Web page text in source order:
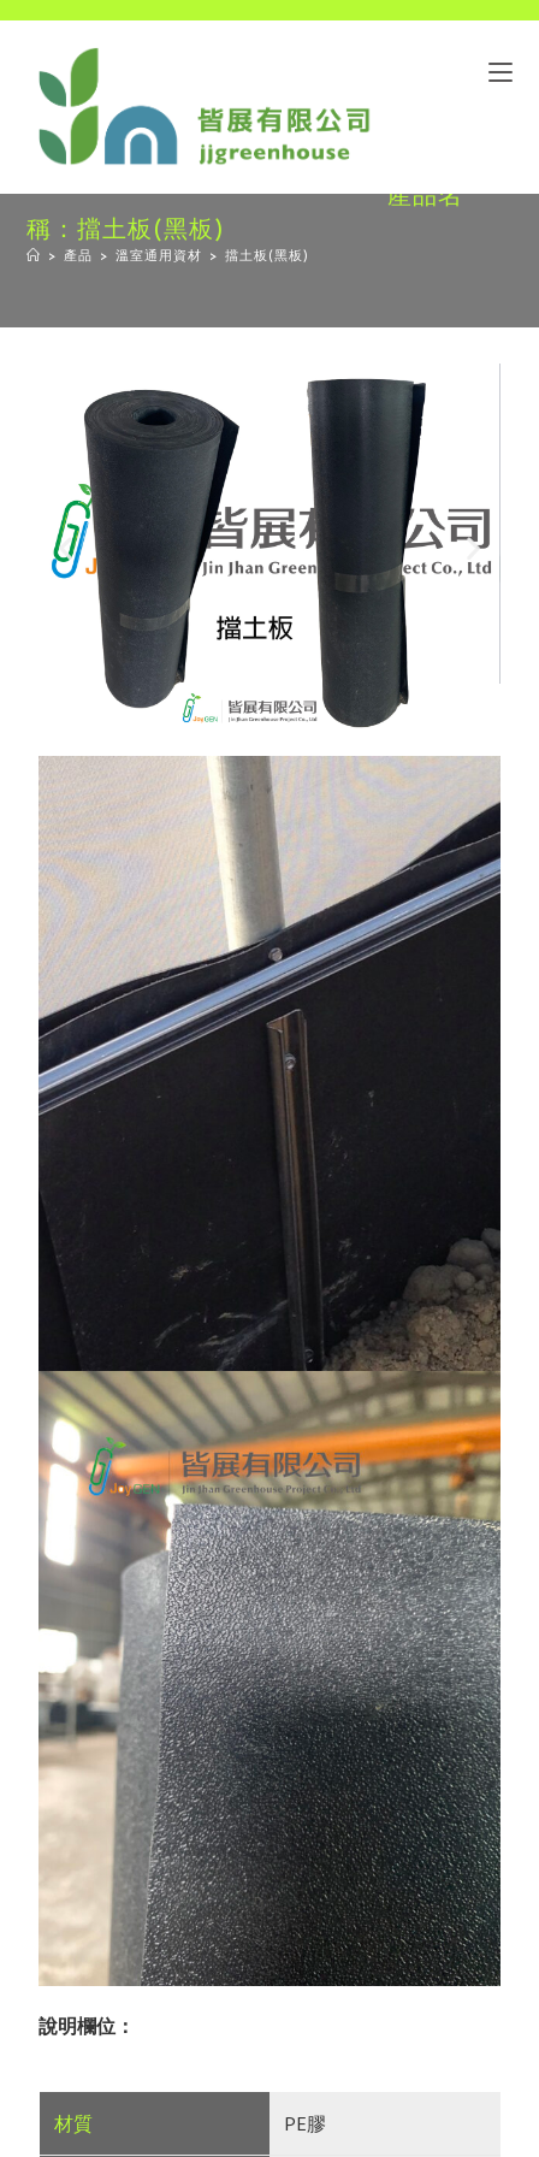
產品名
稱：擋土板(黑板)
> 產品 > 溫室通用資材 > 擋土板(黑板)
說明欄位：
PE膠